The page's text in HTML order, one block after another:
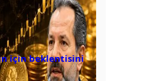
için beklentisini